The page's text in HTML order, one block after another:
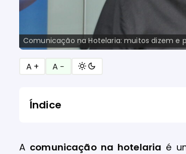
Comunicação na Hotelaria: muitos dizem e
A + A −
Índice
A comunicação na hotelaria é